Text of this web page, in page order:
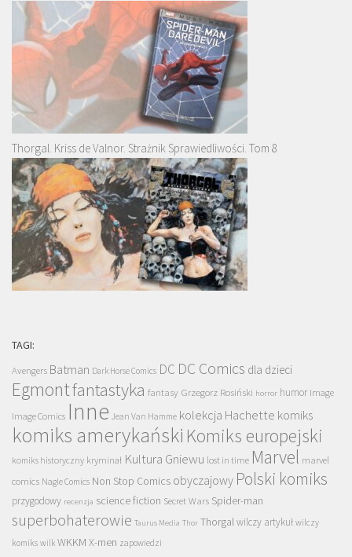
Thorgal. Kriss de Valnor. Strażnik Sprawiedliwości. Tom 8
TAGI:
Avengers Batman Dark Horse Comics DC DC Comics dla dzieci
Egmontfantastyka fantasy Grzegorz Rosiński horror humor Image
Image Comics Inne Jean Van Hamme kolekcja Hachette komiks
komiks amerykański Komiks europejski
komiks historyczny kryminał Kultura Gniewu lost in time Marvel marvel
comics Nagle Comics Non Stop Comics obyczajowy Polski komiks
przygodowy recenzja science fiction Secret Wars Spider-man
superbohaterowie Taurus Media Thor Thorgalwilczy artykuł wilczy
komiks wilk WKKM X-men zapowiedzi